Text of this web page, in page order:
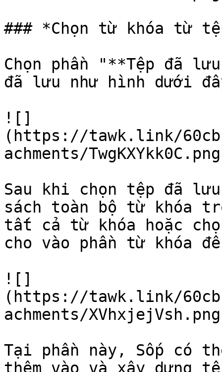
### *Chọn từ khóa từ
Chọn phần "**Tệp đã
đã lưu như hình dưới
![]
(https://tawk.link/
achments/
Sau khi chọn tệp đã
sách toàn bộ từ khóa
tất cả từ khóa hoặc
cho vào phần từ khóa
![]
(https://tawk.link/
achments/
Tại phần này, Sốp có
thêm vào và xây dựng